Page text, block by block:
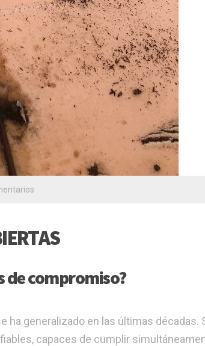
de compromiso?
generalizado en las últimas décadas.
capaces de cumplir